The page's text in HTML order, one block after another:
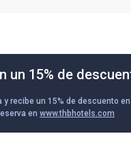
un 15% de
y recibe un 15% de descuento
en www.thbhotels.com